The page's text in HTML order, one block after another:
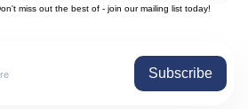
miss out the best of - join our mailing list today!
Subscribe